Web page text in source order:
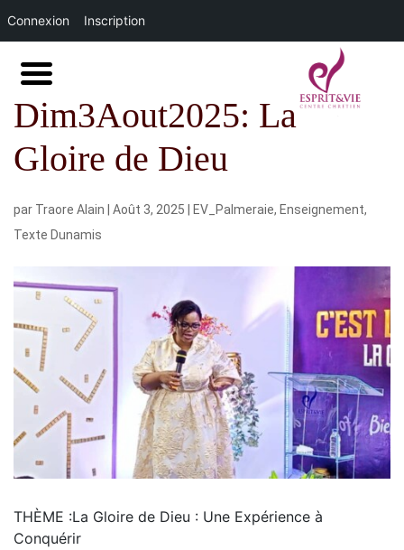
Dim3Aout2025: La
Gloire de Dieu
par Traore Alain Août 3, 2025 EV_Palmeraie, Enseignement,
Texte Dunamis
THÈME :La Gloire de Dieu : Une Expérience à
Conquérir
Connexion Inscription